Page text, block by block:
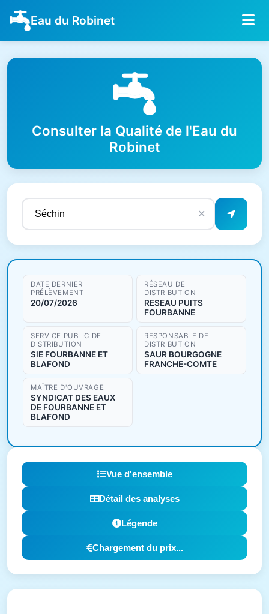
Eau du Robinet
Consulter la Qualité de l'Eau du
Robinet
✕
Résultats de qualité de l'eau
DATE DERNIER
PRÉLÈVEMENT
20/07/2026
RÉSEAU DE
DISTRIBUTION
RESEAU PUITS
FOURBANNE
SERVICE PUBLIC DE
DISTRIBUTION
SIE FOURBANNE ET
BLAFOND
RESPONSABLE DE
DISTRIBUTION
SAUR BOURGOGNE
FRANCHE-COMTE
MAÎTRE D'OUVRAGE
SYNDICAT DES EAUX
DE FOURBANNE ET
BLAFOND
Vue d'ensemble
Détail des analyses
Légende
Chargement du prix...